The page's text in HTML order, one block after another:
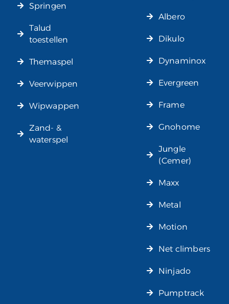
Springen
Talud
toestellen
Themaspel
Veerwippen
Wipwappen
Zand- &
waterspel
Albero
Dikulo
Dynaminox
Evergreen
Frame
Gnohome
Jungle
(Cemer)
Maxx
Metal
Motion
Net climbers
Ninjado
Pumptrack